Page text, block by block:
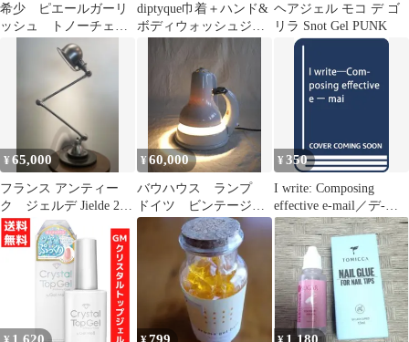
希少 ピエールガーリ
ッシュ トノーチェ
ア ヴィンテージ プ
ライウッド
diptyque巾着＋ハンド&
ボディウォッシュジェ
ルオーデサンス10ml
ヘアジェル モコ デ ゴ
リラ Snot Gel PUNK
¥65,000
フランス アンティー
ク ジェルデ Jielde 2ア
ーム ランプ
¥60,000
バウハウス ランプ
ドイツ ビンテージ
GRAS カイザーイデ
ル ジェルデ
¥350
I write: Composing
effective e-mail／デ-
ル・フラ-、ティモ
シ-・キジェル